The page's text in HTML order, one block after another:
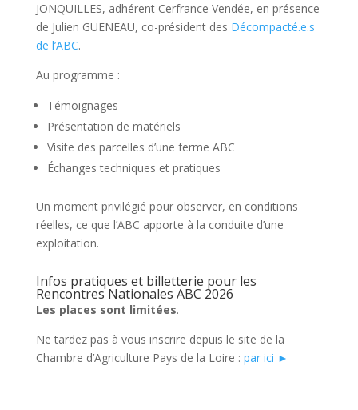
JONQUILLES, adhérent Cerfrance Vendée, en présence
de Julien GUENEAU, co-président des Décompacté.e.s
de l’ABC.
Au programme :
Témoignages
Présentation de matériels
Visite des parcelles d’une ferme ABC
Échanges techniques et pratiques
Un moment privilégié pour observer, en conditions
réelles, ce que l’ABC apporte à la conduite d’une
exploitation.
Infos pratiques et billetterie pour les
Rencontres Nationales ABC 2026
Les places sont limitées.
Ne tardez pas à vous inscrire depuis le site de la
Chambre d’Agriculture Pays de la Loire : par ici ►